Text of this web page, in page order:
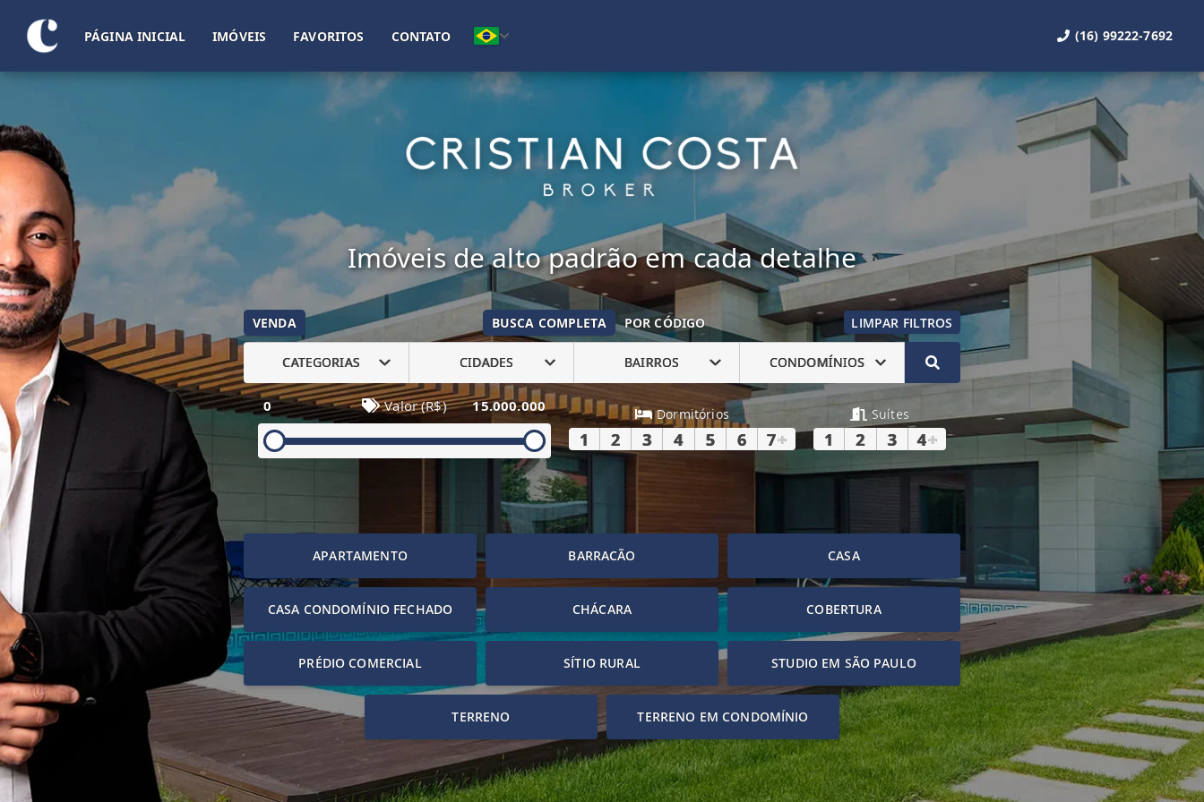
PÁGINA INICIAL IMÓVEIS FAVORITOS CONTATO (16) 99222-7692
Imóveis de alto padrão em cada detalhe
VENDA BUSCA COMPLETA POR CÓDIGO LIMPAR FILTROS
CATEGORIAS CIDADES BAIRROS CONDOMÍNIOS
0 Valor (R$) 15.000.000 Dormitórios
1 2 3 4 5 6 7+
Suítes
1 2 3 4+
APARTAMENTO BARRACÃO CASA
CASA CONDOMÍNIO FECHADO CHÁCARA COBERTURA
PRÉDIO COMERCIAL SÍTIO RURAL STUDIO EM SÃO PAULO
TERRENO TERRENO EM CONDOMÍNIO